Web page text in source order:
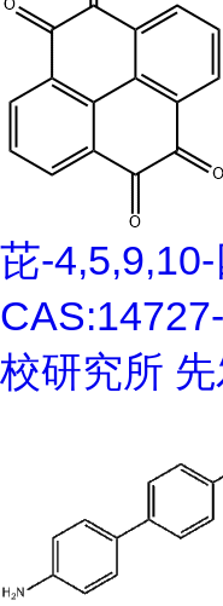
芘-4,5,9,10-
校研究所